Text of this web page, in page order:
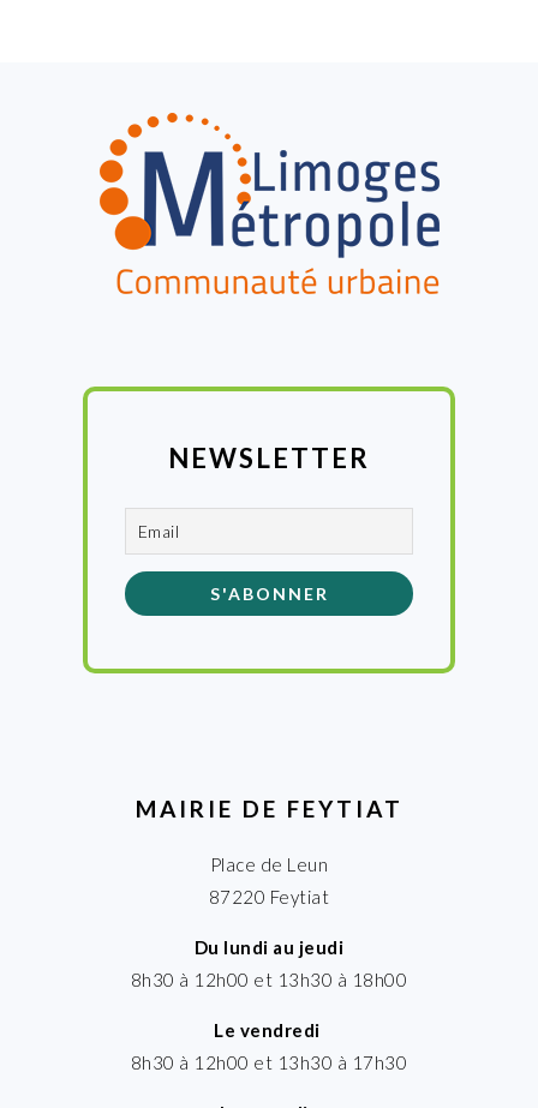
NEWSLETTER
MAIRIE DE FEYTIAT
Place de Leun
87220 Feytiat
Du lundi au jeudi
8h30 à 12h00 et 13h30 à 18h00
Le vendredi
8h30 à 12h00 et 13h30 à 17h30